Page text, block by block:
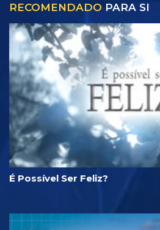
RECOMENDADO PARA SI
É Possível Ser Feliz?